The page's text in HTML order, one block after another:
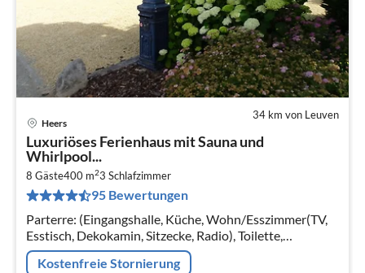
34 km von Leuven
Heers
Luxuriöses Ferienhaus mit Sauna und
Whirlpool...
8 Gäste400 m23 Schlafzimmer
95 Bewertungen
Parterre: (Eingangshalle, Küche, Wohn/Esszimmer(TV,
Esstisch, Dekokamin, Sitzecke, Radio), Toilette,
Spielzimmer(TV, Sitzecke, Gesellschaftsspiele)
Kostenfreie Stornierung